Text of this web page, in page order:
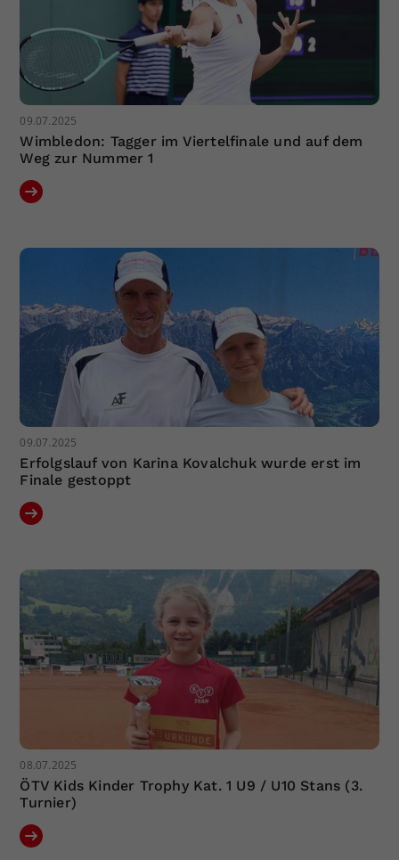
09.07.2025
Wimbledon: Tagger im Viertelfinale und auf dem
Weg zur Nummer 1
09.07.2025
Erfolgslauf von Karina Kovalchuk wurde erst im
Finale gestoppt
08.07.2025
ÖTV Kids Kinder Trophy Kat. 1 U9 / U10 Stans (3.
Turnier)